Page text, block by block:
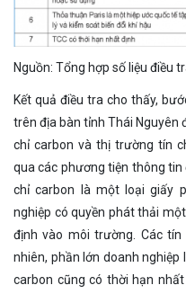
Nguồn: Tổng hợp số liệu điều
Kết quả điều tra cho thấy,
trên địa bàn tỉnh Thái Nguyên
chỉ carbon và thị trường tín
qua các phương tiện thông
chỉ carbon là một loại giấy
nghiệp có quyền phát thải
định vào môi trường. Các
nhiên, phần lớn doanh
carbon cũng có thời hạn